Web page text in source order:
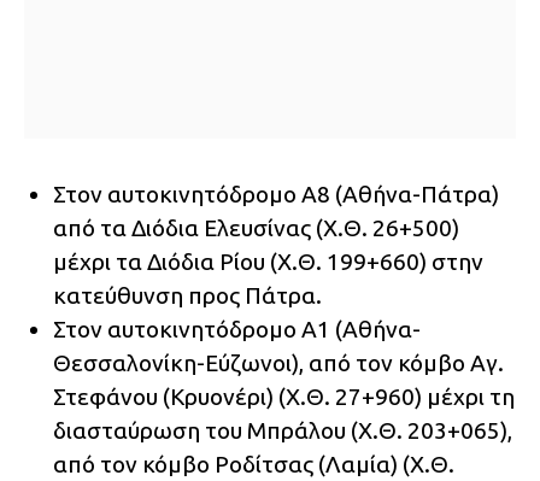
Στον αυτοκινητόδρομο Α8 (Αθήνα-Πάτρα)
από τα Διόδια Ελευσίνας (Χ.Θ. 26+500)
μέχρι τα Διόδια Ρίου (Χ.Θ. 199+660) στην
κατεύθυνση προς Πάτρα.
Στον αυτοκινητόδρομο Α1 (Αθήνα-
Θεσσαλονίκη-Εύζωνοι), από τον κόμβο Αγ.
Στεφάνου (Κρυονέρι) (Χ.Θ. 27+960) μέχρι τη
διασταύρωση του Μπράλου (Χ.Θ. 203+065),
από τον κόμβο Ροδίτσας (Λαμία) (Χ.Θ.